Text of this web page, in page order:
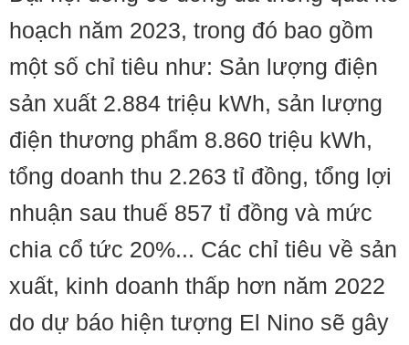
hoạch năm 2023, trong đó bao gồm
một số chỉ tiêu như: Sản lượng điện
sản xuất 2.884 triệu kWh, sản lượng
điện thương phẩm 8.860 triệu kWh,
tổng doanh thu 2.263 tỉ đồng, tổng lợi
nhuận sau thuế 857 tỉ đồng và mức
chia cổ tức 20%... Các chỉ tiêu về sản
xuất, kinh doanh thấp hơn năm 2022
do dự báo hiện tượng El Nino sẽ gây